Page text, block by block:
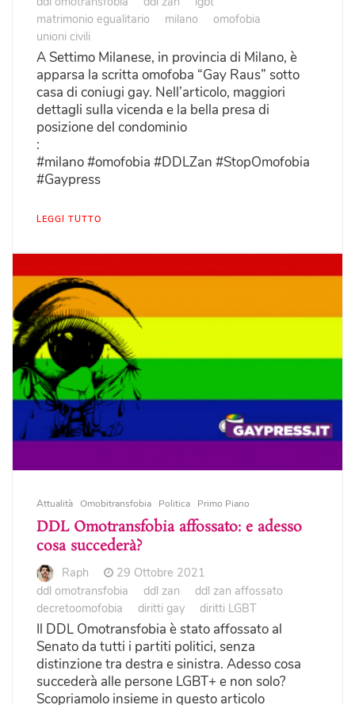
matrimonio egualitario
milano
omofobia
unioni civili
A Settimo Milanese, in provincia di Milano, è
apparsa la scritta omofoba “Gay Raus” sotto
casa di coniugi gay. Nell’articolo, maggiori
dettagli sulla vicenda e la bella presa di
posizione del condominio
:
#milano #omofobia #DDLZan #StopOmofobia
#Gaypress
LEGGI TUTTO
Attualità Omobitransfobia Politica Primo Piano
DDL Omotransfobia affossato: e adesso
cosa succederà?
Raph
29 Ottobre 2021
ddl omotransfobia
ddl zan
ddl zan affossato
decretoomofobia
diritti gay diritti LGBT
Il DDL Omotransfobia è stato affossato al
Senato da tutti i partiti politici, senza
distinzione tra destra e sinistra. Adesso cosa
succederà alle persone LGBT+ e non solo?
Scopriamolo insieme in questo articolo